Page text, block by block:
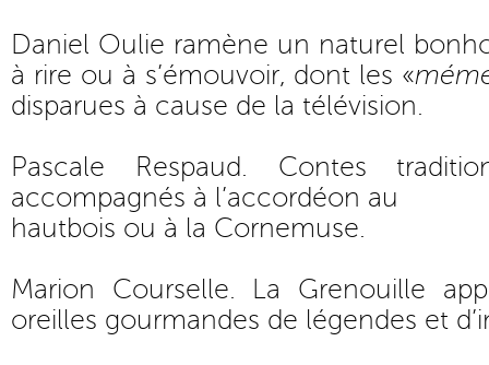
Daniel Oulie ramène un naturel
à rire ou à s’émouvoir, dont les «
disparues à cause de la télévision.
Pascale Respaud. Contes
accompagnés à l’accordéon au
hautbois ou à la Cornemuse.
Marion Courselle. La Grenouille
oreilles gourmandes de légendes et